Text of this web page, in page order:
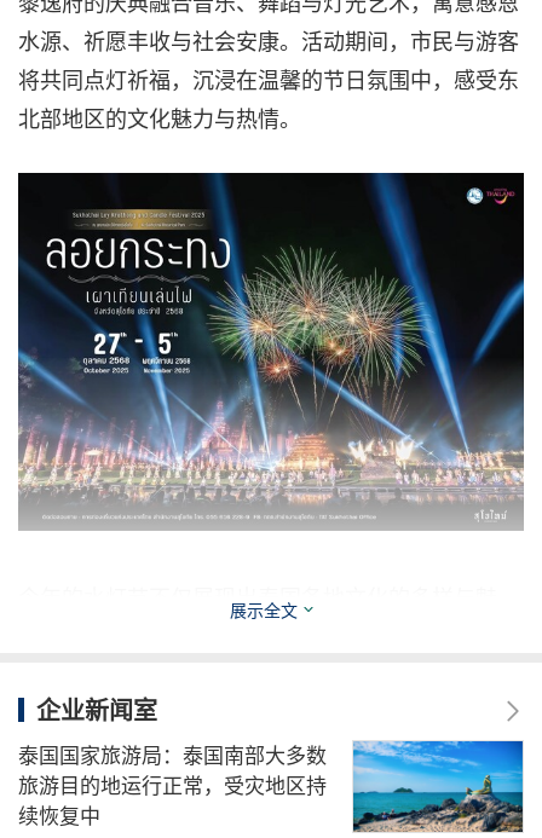
水源、祈愿丰收与社会安康。活动期间，市民与游客
将共同点灯祈福，沉浸在温馨的节日氛围中，感受东
北部地区的文化魅力与热情。
今年的水灯节不仅展现出泰国各地文化的多样与魅
漂流、共享心愿传递的美好时刻，体验"微笑之国"的
温情与浪漫。
消息来源：泰国旅游局
展示全文
企业新闻室
泰国国家旅游局：泰国南部大多数
旅游目的地运行正常，受灾地区持
续恢复中